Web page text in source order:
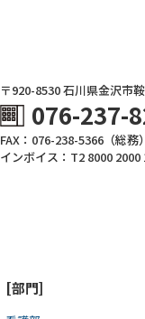
〒920-8530 ⽯川県⾦沢市
076-237-
FAX：076-238-5366（総務
インボイス：T2 8000 2000
[部門]